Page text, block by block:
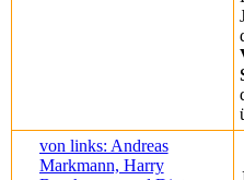
von links: Andreas
Markmann, Harry